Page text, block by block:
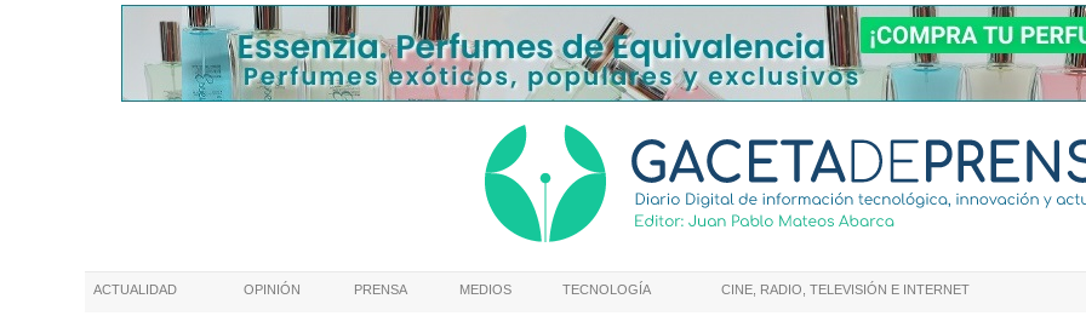
ACTUALIDAD OPINIÓN PRENSA MEDIOS TECNOLOGÍA CINE, RADIO, TELEVISIÓN E INTERNET